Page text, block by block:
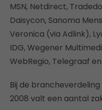
MSN, Netdirect,
Daisycon, Sanoma
Veronica (via Adlink),
IDG, Wegener
WebRegio, Telegraaf
Bij de
2008 valt een aantal